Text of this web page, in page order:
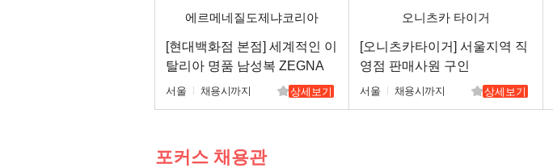
에르메네질도제냐코리아
[현대백화점 본점] 세계적인 이
탈리아 명품 남성복 ZEGNA
신입/경력
서울 채용시까지 상세보기
오니츠카 타이거
[오니츠카타이거] 서울지역 직
영점 판매사원 구인
서울 채용시까지 상세보기
포커스 채용관